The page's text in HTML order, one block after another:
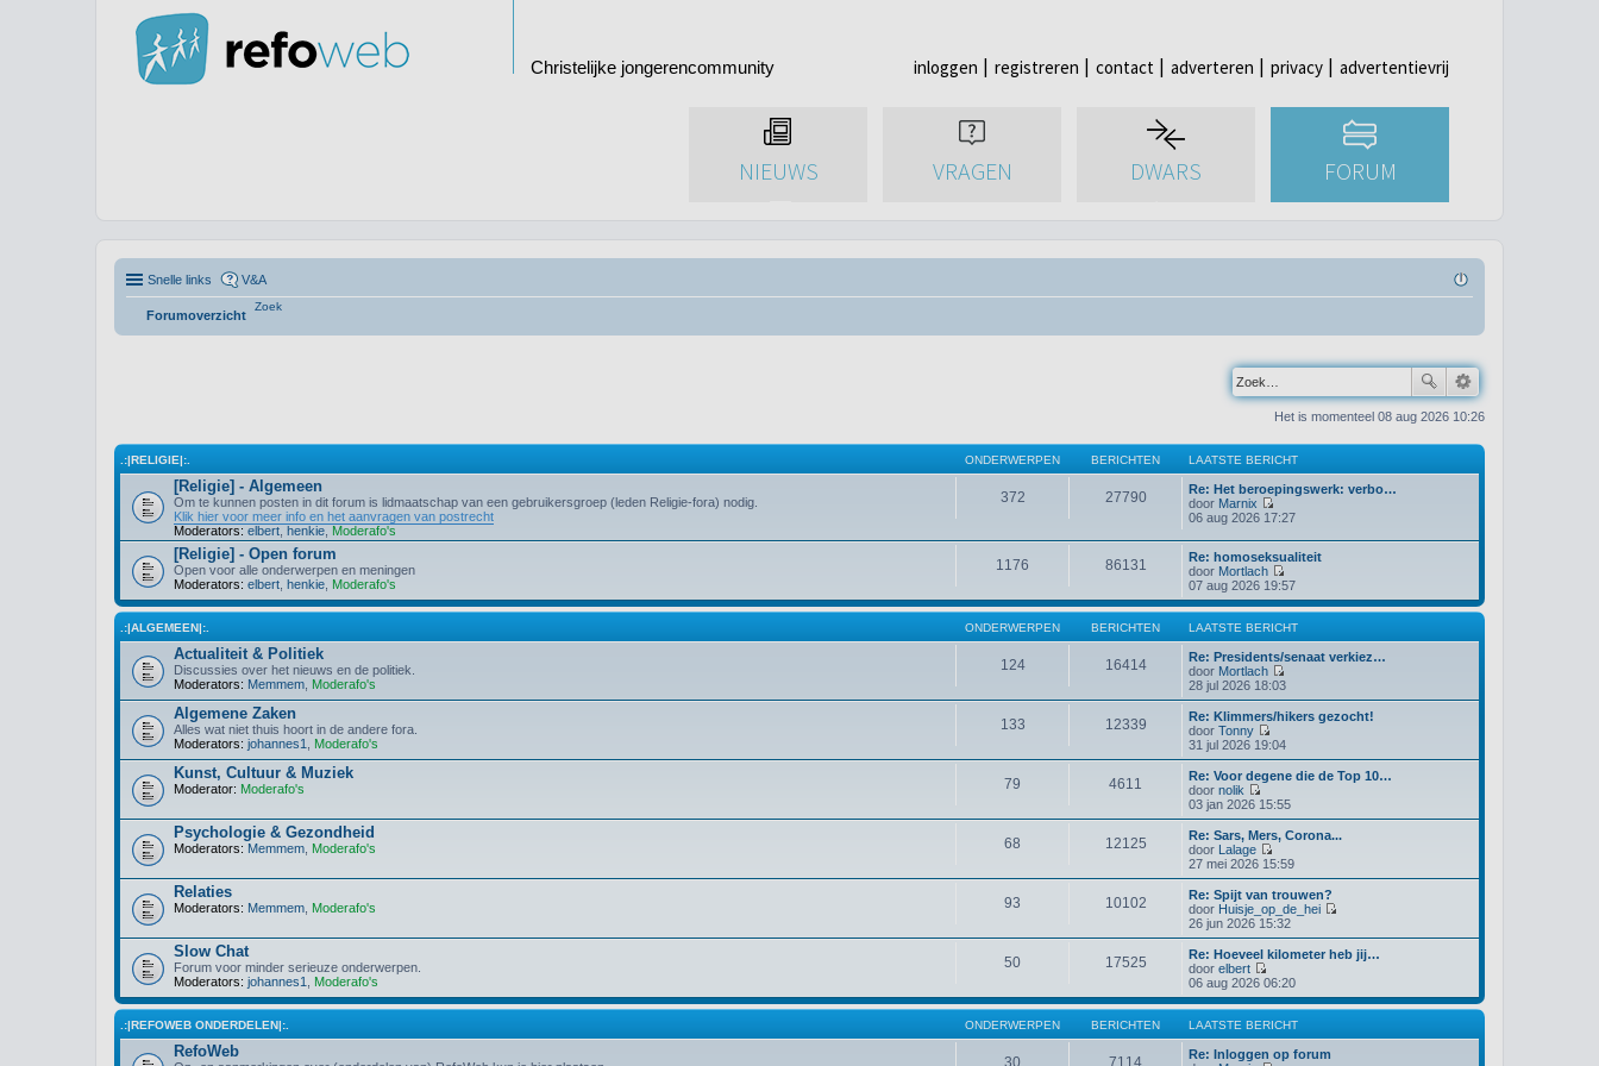
Christelijke jongerencommunity inloggen registreren contact adverteren privacy advertentievrij
NIEUWS VRAGEN DWARS FORUM
Snelle links V&A
Forumoverzicht
Zoek
Het is momenteel 08 aug 2026 10:26
.:|RELIGIE|:. ONDERWERPEN BERICHTEN LAATSTE BERICHT
[Religie] - Algemeen
Om te kunnen posten in dit forum is lidmaatschap van een gebruikersgroep (leden Religie-fora) nodig.
Klik hier voor meer info en het aanvragen van postrecht
Moderators: elbert henkie Moderafo's
372 27790
Re: Het beroepingswerk: verbo…
door Marnix
B
k
i
j
k
l
a
a
t
s
t
e
b
e
i
c
h
06 aug 2026 17:27
[Religie] - Open forum
Open voor alle onderwerpen en meningen
Moderators: elbert henkie Moderafo's
1176 86131
Re: homoseksualiteit
door Mortlach
B
e
k
i
j
k
a
a
t
s
e
r
i
h
07 aug 2026 19:57
.:|ALGEMEEN|:. ONDERWERPEN BERICHTEN LAATSTE BERICHT
Actualiteit & Politiek
Discussies over het nieuws en de politiek.
Moderators: Memmem Moderafo's
124 16414
Re: Presidents/senaat verkiez…
door Mortlach
B
e
k
i
a
a
t
t
b
e
r
i
c
h
t
28 jul 2026 18:03
Algemene Zaken
Alles wat niet thuis hoort in de andere fora.
Moderators: johannes1 Moderafo's
133 12339
Re: Klimmers/hikers gezocht!
door Tonny
B
e
k
i
j
k
a
a
t
t
e
b
e
r
c
h
t
31 jul 2026 19:04
Kunst, Cultuur & Muziek
Moderator: Moderafo's 79 4611
Re: Voor degene die de Top 10…
door nolik
B
e
k
i
j
k
a
a
t
t
e
b
e
i
c
h
03 jan 2026 15:55
Psychologie & Gezondheid
Moderators: Memmem Moderafo's 68 12125
Re: Sars, Mers, Corona...
door Lalage
B
e
k
i
j
k
l
a
a
t
s
t
e
e
27 mei 2026 15:59
Relaties
Moderators: Memmem Moderafo's 93 10102
Re: Spijt van trouwen?
door Huisje_op_de_hei
e
k
i
l
26 jun 2026 15:32
Slow Chat
Forum voor minder serieuze onderwerpen.
Moderators: johannes1 Moderafo's
50 17525
Re: Hoeveel kilometer heb jij…
door elbert
B
e
k
i
j
k
06 aug 2026 06:20
.:|REFOWEB ONDERDELEN|:. ONDERWERPEN BERICHTEN LAATSTE BERICHT
RefoWeb
30 7114
Re: Inloggen op forum